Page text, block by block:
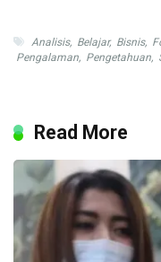
Analisis, Belajar, Bisnis,
Pengalaman, Pengetahuan,
Read More